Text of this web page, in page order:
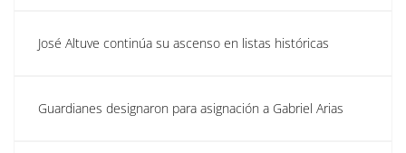
José Altuve continúa su ascenso en listas históricas
Guardianes designaron para asignación a Gabriel Arias